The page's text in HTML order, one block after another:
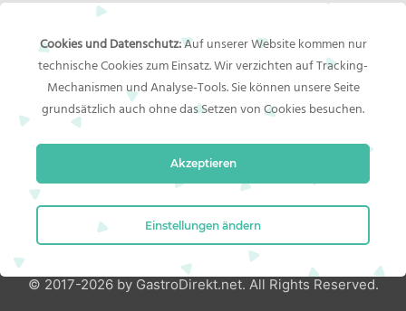
keine verbindlichen Werbeaussagen der Anbieter!
jeweiligen Händler oder Hersteller bereitgestellt. Das
gelieferte Produkt kann von den Bildern abweichen.
Impressum
Datenschutzerklärung
© 2017-2026 by GastroDirekt.net. All Rights Reserved.
Cookies und Datenschutz:Auf unserer Website kommen nur
technische Cookies zum Einsatz. Wir verzichten auf Tracking-
Mechanismen und Analyse-Tools. Sie können unsere Seite
grundsätzlich auch ohne das Setzen von Cookies besuchen.
Akzeptieren
Einstellungen ändern